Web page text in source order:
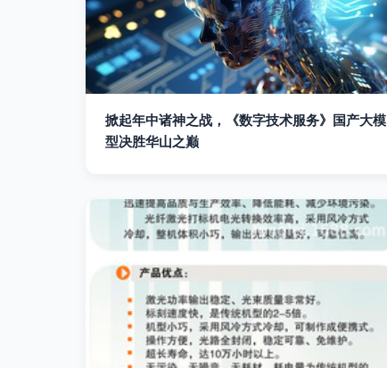
掀起年中诸神之战，《数字技术服务》国产大模
型决胜华山之巅